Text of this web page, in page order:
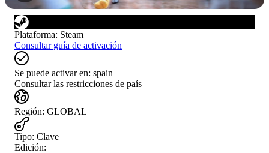
Plataforma: Steam
Consultar guía de activación
Se puede activar en: spain
Consultar las restricciones de país
Región: GLOBAL
Tipo: Clave
Edición: